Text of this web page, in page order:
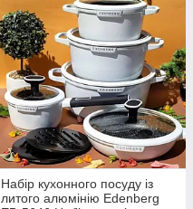
Набір кухонного посуду із
литого алюмінію Edenberg